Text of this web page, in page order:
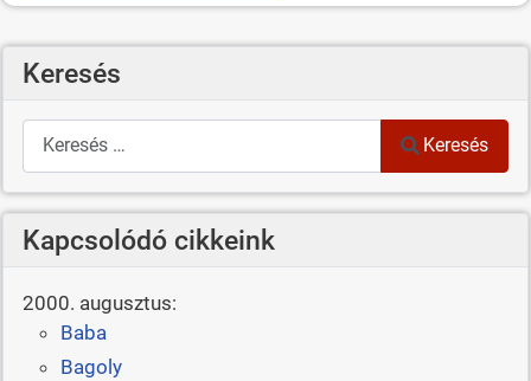
Keresés
Keresés
Keresés
Kapcsolódó cikkeink
2000. augusztus:
Baba
Bagoly